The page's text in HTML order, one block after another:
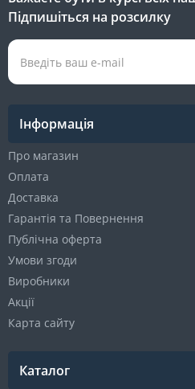
Підпишіться на розсилку
Інформація
Про магазин
Оплата
Доставка
Гарантія та Повернення
Публічна оферта
Умови згоди
Виробники
Акції
Карта сайту
Каталог